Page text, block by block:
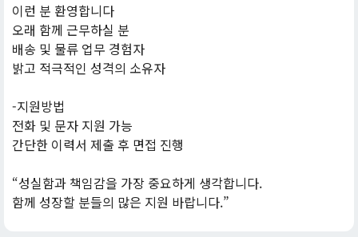
이런 분 환영합니다
오래 함께 근무하실 분
배송 및 물류 업무 경험자
밝고 적극적인 성격의 소유자
-지원방법
전화 및 문자 지원 가능
간단한 이력서 제출 후 면접 진행
“성실함과 책임감을 가장 중요하게 생각합니다.
함께 성장할 분들의 많은 지원 바랍니다.”